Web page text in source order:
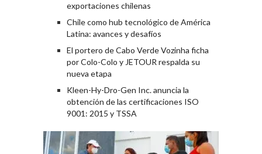
exportaciones chilenas
Chile como hub tecnológico de América
Latina: avances y desafíos
El portero de Cabo Verde Vozinha ficha
por Colo-Colo y JETOUR respalda su
nueva etapa
Kleen-Hy-Dro-Gen Inc. anuncia la
obtención de las certificaciones ISO
9001: 2015 y TSSA